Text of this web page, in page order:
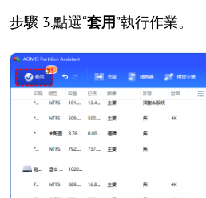
步驟 3.點選“套用”執行作業。